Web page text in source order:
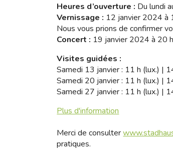
Heures d’ouverture : Du lundi
Vernissage : 12 janvier 2024 à
Nous vous prions de confirmer
Concert : 19 janvier 2024 à 20 h
Visites guidées :
Samedi 13 janvier : 11 h (lux.) |
Samedi 20 janvier : 11 h (lux.) |
Samedi 27 janvier : 11 h (lux.) |
Plus d'information
Merci de consulter
pratiques.